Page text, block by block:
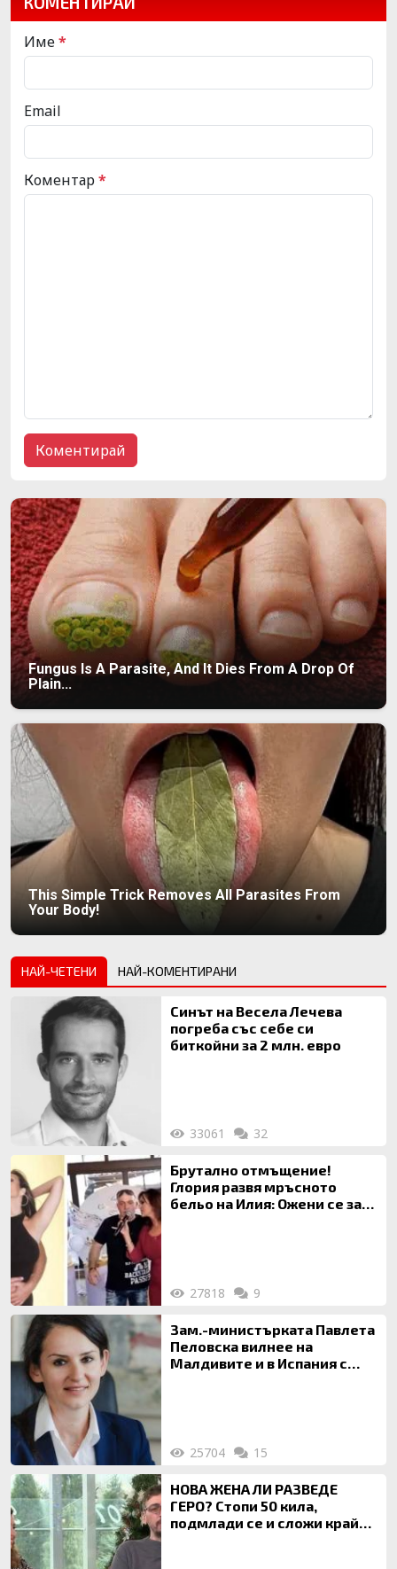
Име*
Email
Коментар*
Fungus Is A Parasite, And It Dies From A Drop Of
Plain...
This Simple Trick Removes All Parasites From
Your Body!
НАЙ-ЧЕТЕНИ НАЙ-КОМЕНТИРАНИ
Синът на Весела Лечева
погреба със себе си
биткойни за 2 млн. евро
33061 32
Брутално отмъщение!
Глория развя мръсното
бельо на Илия: Ожени се за
27818 9
Зам.-министърката Павлета
Пеловска вилнее на
Малдивите и в Испания с
25704 15
НОВА ЖЕНА ЛИ РАЗВЕДЕ
ГЕРО? Стопи 50 кила,
подмлади се и сложи край